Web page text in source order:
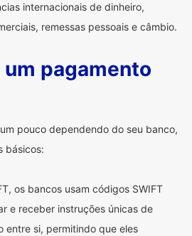
internacionais de dinheiro,
remessas pessoais e câmbio.
pagamento
pouco dependendo do seu banco,
básicos:
os bancos usam códigos SWIFT
e receber instruções únicas de
entre si, permitindo que eles